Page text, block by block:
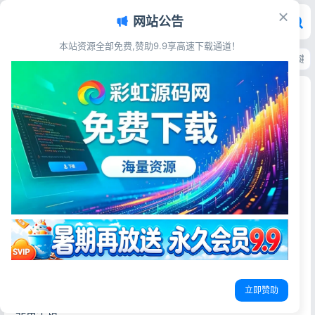
首页>源码资源>导航查询>导航下载页自适应系统源码 自带管理后台一键
导航下载页自适应系统源码 自带管理后台一键部署
彩虹源码网
2026-06-25 25阅读
源码简介
带后台的一款导航下载页源码，前台展示的应用下载链接可
在后台添加设置，现代化前端导航页面，页面精美，自适应
手机/电脑端
测试环境：MySQL5.6，PHP8.0
首页带轮番图设计，支持分类跳转和下载功能，后台带有用
户访问记录，下载区域可展示软件/资源信息，功能和页面都
非常不错
网站公告
本站资源全部免费,赞助9.9享高速下载通道！
立即赞助